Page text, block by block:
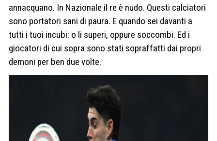
annacquano. In Nazionale il re è nudo. Questi calciatori
sono portatori sani di paura. E quando sei davanti a
tutti i tuoi incubi: o li superi, oppure soccombi. Ed i
giocatori di cui sopra sono stati sopraffatti dai propri
demoni per ben due volte.